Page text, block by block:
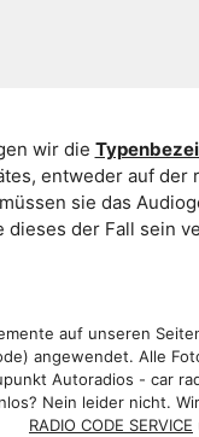
wir die
entweder auf
sie das
der Fall sein
auf unseren
angewendet. Alle
Autoradios - car
Nein leider nicht.
RADIO CODE SERVICE